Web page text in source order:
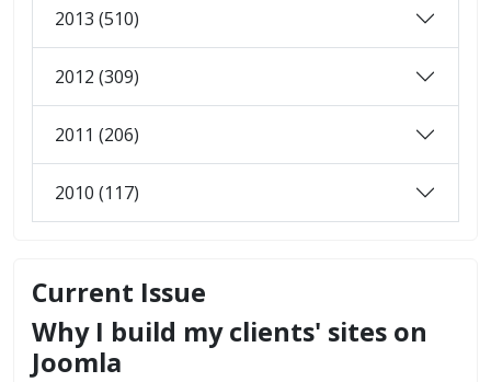
2013 (510)
2012 (309)
2011 (206)
2010 (117)
Current Issue
Why I build my clients' sites on
Joomla